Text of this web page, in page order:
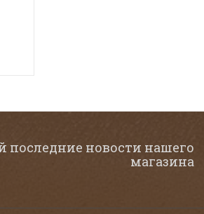
последние новости нашего
магазина